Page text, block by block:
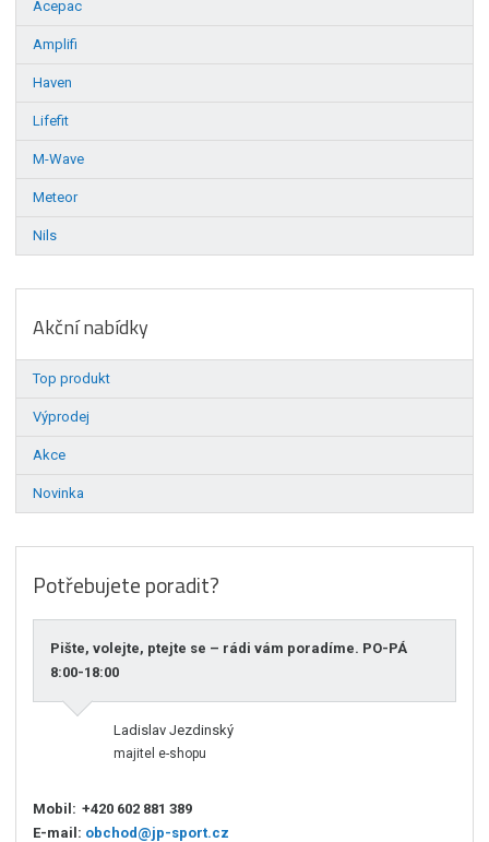
Acepac
Amplifi
Haven
Lifefit
M-Wave
Meteor
Nils
Akční nabídky
Top produkt
Výprodej
Akce
Novinka
Potřebujete poradit?
Pište, volejte, ptejte se – rádi vám poradíme. PO-PÁ
8:00-18:00
Ladislav Jezdinský
majitel e-shopu
Mobil: +420 602 881 389
E-mail: obchod@jp-sport.cz